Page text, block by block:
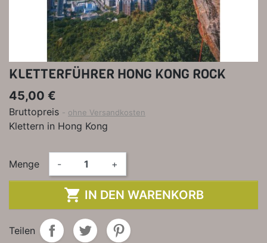
KLETTERFÜHRER HONG KONG ROCK
45,00 €
Bruttopreis ohne Versandkosten
Klettern in Hong Kong
Menge - +
 IN DEN WARENKORB
Teilen